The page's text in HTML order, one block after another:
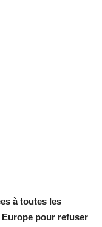
à toutes les
pour refuser